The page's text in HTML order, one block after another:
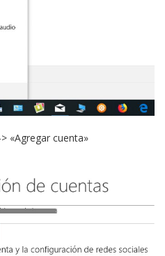
«Agregar cuenta»